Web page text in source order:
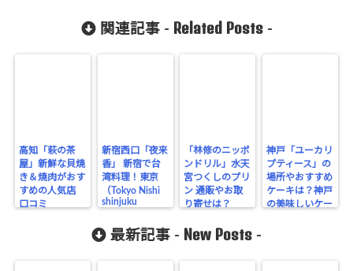
関連記事 - Related Posts-
高知「萩の茶
屋」新鮮な貝焼
き＆焼肉がおす
すめの人気店
口コミ
新宿西口「夜来
香」 新宿で台
湾料理！東京
（Tokyo Nishi
shinjuku
cuisine）口コミ
「林修のニッポ
ンドリル」水天
宮つくしのプリ
ン 通販やお取
り寄せは？
神戸「ユーカリ
プティース」の
場所やおすすめ
ケーキは？神戸
の美味しいケー
最新記事 - New Posts -